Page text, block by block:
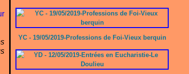
YC - 19/05/2019-Professions de Foi-Vieux berquin